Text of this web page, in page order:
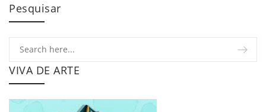
Pesquisar
VIVA DE ARTE